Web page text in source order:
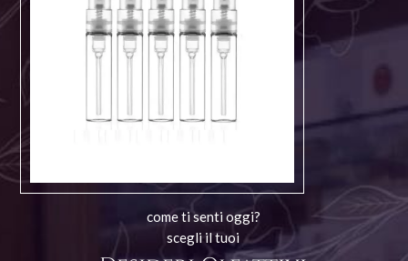
come ti senti oggi?
scegli il tuoi